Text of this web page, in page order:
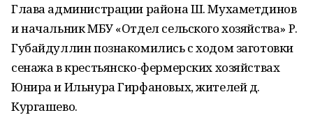
Глава администрации района Ш. Мухаметдинов
и начальник МБУ «Отдел сельского хозяйства» Р.
Губайдуллин познакомились с ходом заготовки
сенажа в крестьянско-фермерских хозяйствах
Юнира и Ильнура Гирфановых, жителей д.
Кургашево.